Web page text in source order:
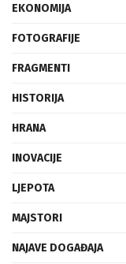
EKONOMIJA
FOTOGRAFIJE
FRAGMENTI
HISTORIJA
HRANA
INOVACIJE
LJEPOTA
MAJSTORI
NAJAVE DOGAĐAJA